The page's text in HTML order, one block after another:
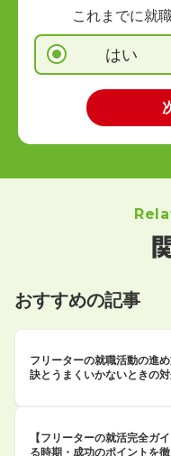
これまでに就
はい
おすすめの記事
フリーターの就職活動の進
訣とうまくいかないときの
【フリーターの就活完全ガ
る時期・成功のポイントを